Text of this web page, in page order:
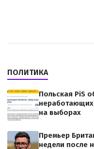
ПОЛИТИКА
Польская PiS
на выборах
Премьер
недели после